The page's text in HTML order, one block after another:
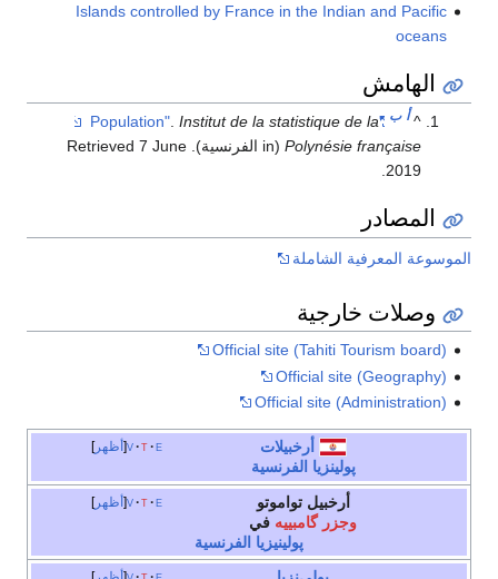
Islands controlled by France in the Indian and Pacific
oceans
الهامش
^أ ب "Population"
.Institut de la statistique de la
Polynésie française(in الفرنسية) . Retrieved
7 June
2019
المصادر
الموسوعة المعرفية الشاملة
وصلات خارجية
Official site (Tahiti Tourism board)
Official site (Geography)
Official site (Administration)
أظهر v t e
أرخبيلات
پولينزيا الفرنسية
أظهر v t e
أرخبيل تواموتو
وجزر گامبييه في
پولينيزيا الفرنسية